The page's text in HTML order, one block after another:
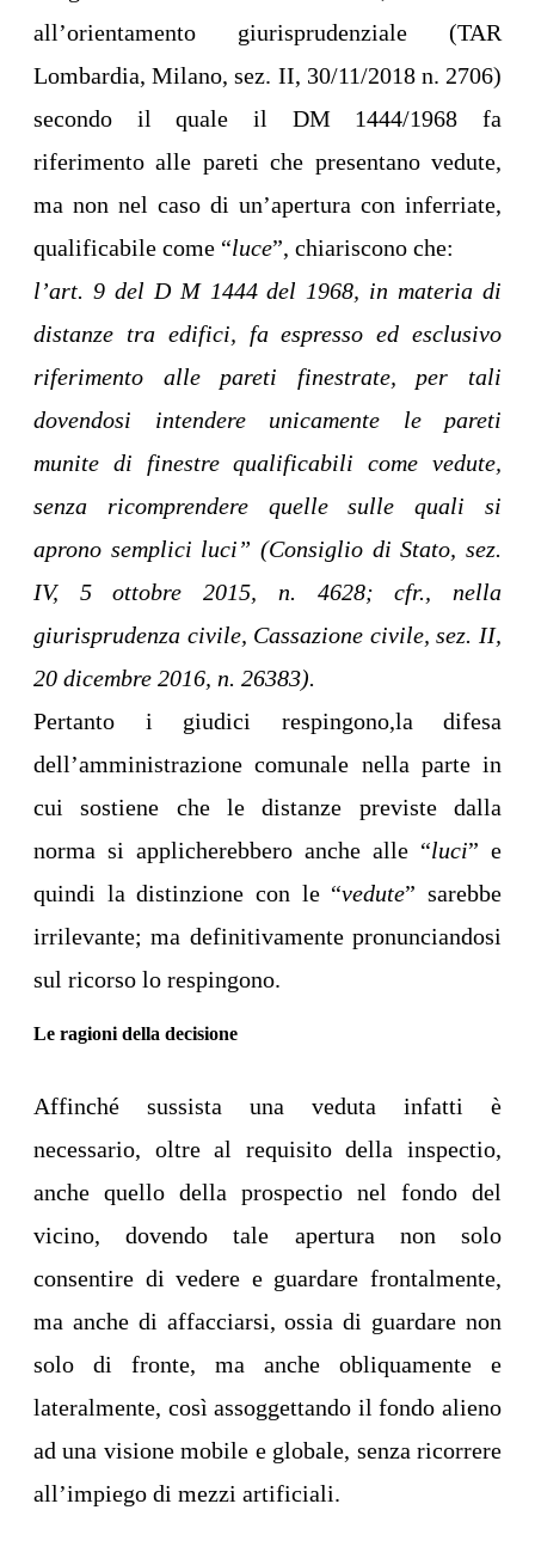
all’orientamento giurisprudenziale (TAR
Lombardia, Milano, sez. II, 30/11/2018 n. 2706)
secondo il quale il DM 1444/1968 fa
riferimento alle pareti che presentano vedute,
ma non nel caso di un’apertura con inferriate,
qualificabile come “luce”, chiariscono che:
l’art. 9 del D M 1444 del 1968, in materia di
distanze tra edifici, fa espresso ed esclusivo
riferimento alle pareti finestrate, per tali
dovendosi intendere unicamente le pareti
munite di finestre qualificabili come vedute,
senza ricomprendere quelle sulle quali si
aprono semplici luci” (Consiglio di Stato, sez.
IV, 5 ottobre 2015, n. 4628; cfr., nella
giurisprudenza civile, Cassazione civile, sez. II,
20 dicembre 2016, n. 26383).
Pertanto i giudici respingono,la difesa
dell’amministrazione comunale nella parte in
cui sostiene che le distanze previste dalla
norma si applicherebbero anche alle “luci” e
quindi la distinzione con le “vedute” sarebbe
irrilevante; ma definitivamente pronunciandosi
sul ricorso lo respingono.
Le ragioni della decisione
Affinché sussista una veduta infatti è
necessario, oltre al requisito della inspectio,
anche quello della prospectio nel fondo del
vicino, dovendo tale apertura non solo
consentire di vedere e guardare frontalmente,
ma anche di affacciarsi, ossia di guardare non
solo di fronte, ma anche obliquamente e
lateralmente, così assoggettando il fondo alieno
ad una visione mobile e globale, senza ricorrere
all’impiego di mezzi artificiali.